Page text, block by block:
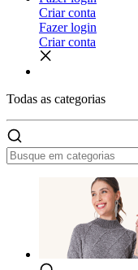
Criar conta
Fazer login
Criar conta
Todas as categorias